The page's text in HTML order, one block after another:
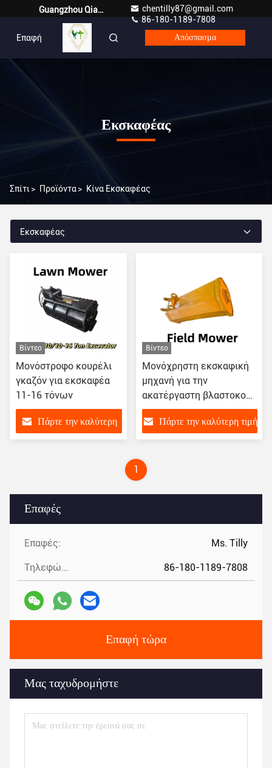
Guangzhou Qianyuan Construction Machinery Co,.LTD
chentilly87@gmail.com
86-180-1189-7808
Επαφή
Greek Απόσπασμα
Εκσκαφέας
Σπίτι > Προϊόντα> Κίνα Εκσκαφέας
Επαφές
Επαφές: Ms. Tilly
Τηλεφώνημα: 86-180-1189-7808
Επαφή τώρα
Μας ταχυδρομήστε
Εκσκαφέας
Βίντεο
Μονόστροφο κουρέλι
γκαζόν για εκσκαφέα
11-16 τόνων
Πάρτε την καλύτερη
Βίντεο
Μονόχρηστη εκσκαφική
μηχανή για την
ακατέργαστη βλαστοκοπή
5-10 τόνων
Πάρτε την καλύτερη τιμή
1